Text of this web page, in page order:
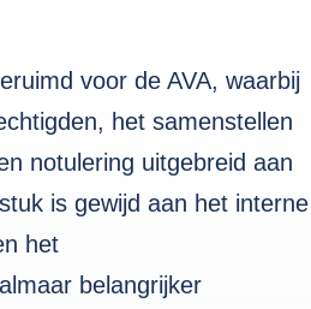
voor de AVA, waarbij
het samenstellen
notulering uitgebreid aan
is gewijd aan het interne
het
belangrijker